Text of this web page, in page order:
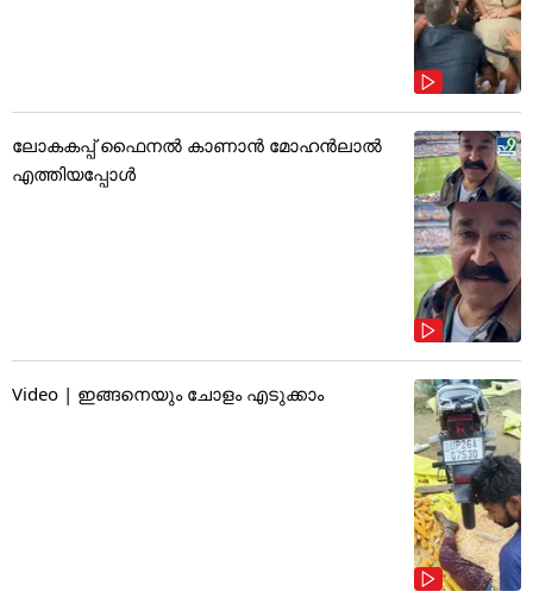
ലോകകപ്പ് ഫൈനൽ കാണാൻ മോഹൻലാൽ
എത്തിയപ്പോൾ
Video | ഇങ്ങനെയും ചോളം എടുക്കാം